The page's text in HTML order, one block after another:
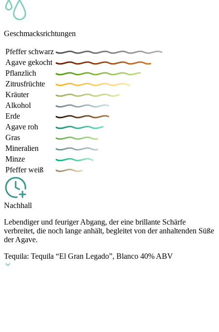
Geschmacksrichtungen
Pfeffer schwarz
Agave gekocht
Pflanzlich
Zitrusfrüchte
Kräuter
Alkohol
Erde
Agave roh
Gras
Mineralien
Minze
Pfeffer weiß
Nachhall
Lebendiger und feuriger Abgang, der eine brillante Schärfe
verbreitet, die noch lange anhält, begleitet von der anhaltenden Süße
der Agave.
Tequila: Tequila “El Gran Legado”, Blanco 40% ABV